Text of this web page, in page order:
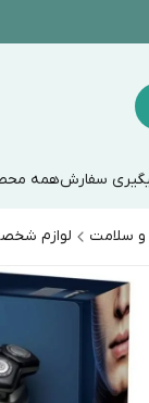
سفارشهمه
و سلامت لوازم